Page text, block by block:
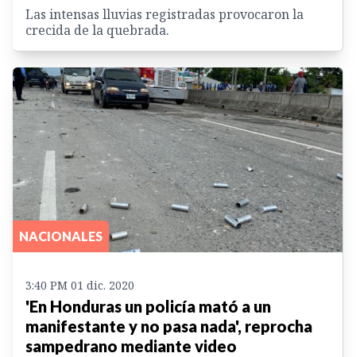
Las intensas lluvias registradas provocaron la
crecida de la quebrada.
NACIONALES
3:40 PM 01 dic. 2020
'En Honduras un policía mató a un
manifestante y no pasa nada', reprocha
sampedrano mediante video